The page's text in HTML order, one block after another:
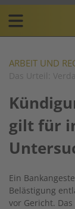
Skip
content
Plattform
für
Resources
navigation
DE
ARBEIT UND
Das Urteil:
gilt für
Ein
Belästigung
vor Gericht.